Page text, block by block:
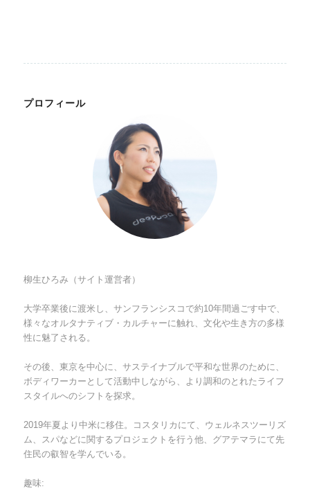
プロフィール
柳生ひろみ（サイト運営者）
大学卒業後に渡米し、サンフランシスコで約10年間過ごす中で、
様々なオルタナティブ・カルチャーに触れ、文化や生き方の多様
性に魅了される。
その後、東京を中心に、サステイナブルで平和な世界のために、
ボディワーカーとして活動中しながら、より調和のとれたライフ
スタイルへのシフトを探求。
2019年夏より中米に移住。コスタリカにて、ウェルネスツーリズ
ム、スパなどに関するプロジェクトを行う他、グアテマラにて先
住民の叡智を学んでいる。
趣味: